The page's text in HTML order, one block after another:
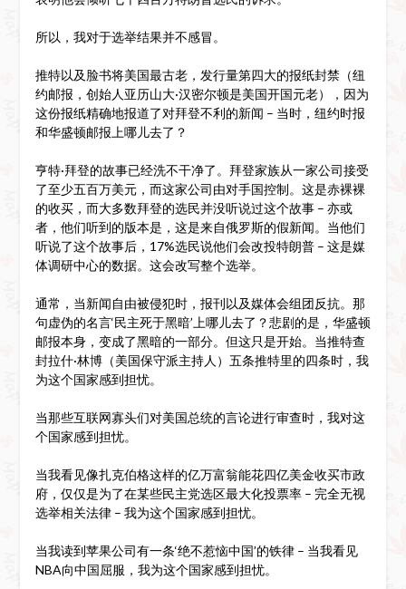
所以，我对于选举结果并不感冒。
推特以及脸书将美国最古老，发行量第四大的报纸封禁（纽
约邮报，创始人亚历山大·汉密尔顿是美国开国元老），因为
这份报纸精确地报道了对拜登不利的新闻 – 当时，纽约时报
和华盛顿邮报上哪儿去了？
亨特·拜登的故事已经洗不干净了。拜登家族从一家公司接受
了至少五百万美元，而这家公司由对手国控制。这是赤裸裸
的收买，而大多数拜登的选民并没听说过这个故事 – 亦或
者，他们听到的版本是，这是来自俄罗斯的假新闻。当他们
听说了这个故事后，17%选民说他们会改投特朗普 – 这是媒
体调研中心的数据。这会改写整个选举。
通常，当新闻自由被侵犯时，报刊以及媒体会组团反抗。那
句虚伪的名言‘民主死于黑暗’上哪儿去了？悲剧的是，华盛顿
邮报本身，变成了黑暗的一部分。但这只是开始。当推特查
封拉什·林博（美国保守派主持人）五条推特里的四条时，我
为这个国家感到担忧。
当那些互联网寡头们对美国总统的言论进行审查时，我对这
个国家感到担忧。
当我看见像扎克伯格这样的亿万富翁能花四亿美金收买市政
府，仅仅是为了在某些民主党选区最大化投票率 – 完全无视
选举相关法律 – 我为这个国家感到担忧。
当我读到苹果公司有一条‘绝不惹恼中国’的铁律 – 当我看见
NBA向中国屈服，我为这个国家感到担忧。